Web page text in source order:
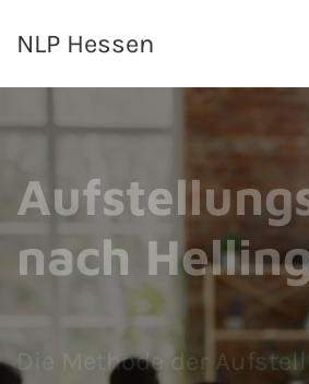
NLP Hessen
nach
Die Methode der